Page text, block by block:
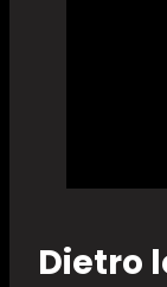
Dietro